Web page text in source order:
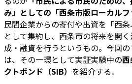
み」としての「西条市版ローカルフ
民間企業からの寄付や出資を「西条
として集約し、西条市の将来を開
成・融資を行うというもの。今回
は、その一環として実証実験中の
クトボンド（SIB） を紹介する。